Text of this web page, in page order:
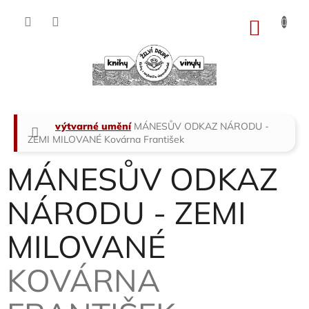
Domů
výtvarné umění MÁNESŮV ODKAZ NÁRODU -
ZEMI MILOVANÉ Kovárna František
MÁNESŮV ODKAZ
NÁRODU - ZEMI
MILOVANÉ
KOVÁRNA